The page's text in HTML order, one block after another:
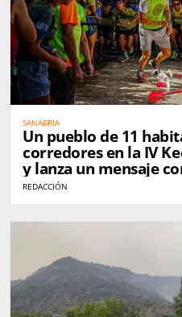
SANABRIA
Un pueblo de 11
corredores en la IV
y lanza un mensaje
REDACCIÓN